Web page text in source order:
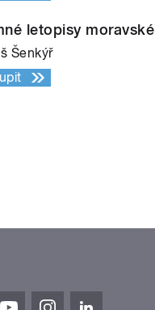
letopisy moravské
Šenkýř